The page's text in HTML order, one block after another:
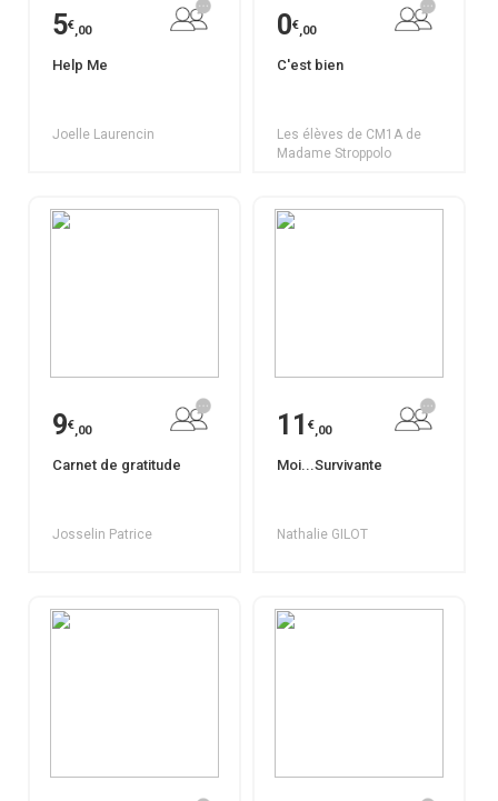
5€,00
Help Me
Joelle Laurencin
0€,00
C'est bien
Les élèves de CM1A de
Madame Stroppolo
9€,00
Carnet de gratitude
Josselin Patrice
11 €,00
Moi...Survivante
Nathalie GILOT